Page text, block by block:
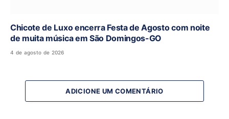
Chicote de Luxo encerra Festa de Agosto com noite
de muita música em São Domingos-GO
4 de agosto de 2026
ADICIONE UM COMENTÁRIO